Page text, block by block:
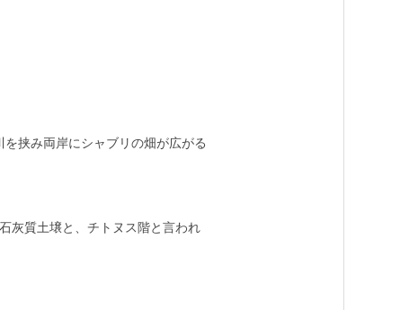
挟み両岸にシャブリの畑が広がる
灰質土壌と、チトヌス階と言われ